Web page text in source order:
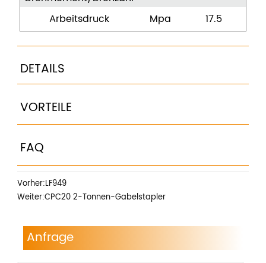
Arbeitsdruck
Mpa 17.5
DETAILS
VORTEILE
FAQ
Vorher:LF949
Weiter:CPC20 2-Tonnen-Gabelstapler
Anfrage